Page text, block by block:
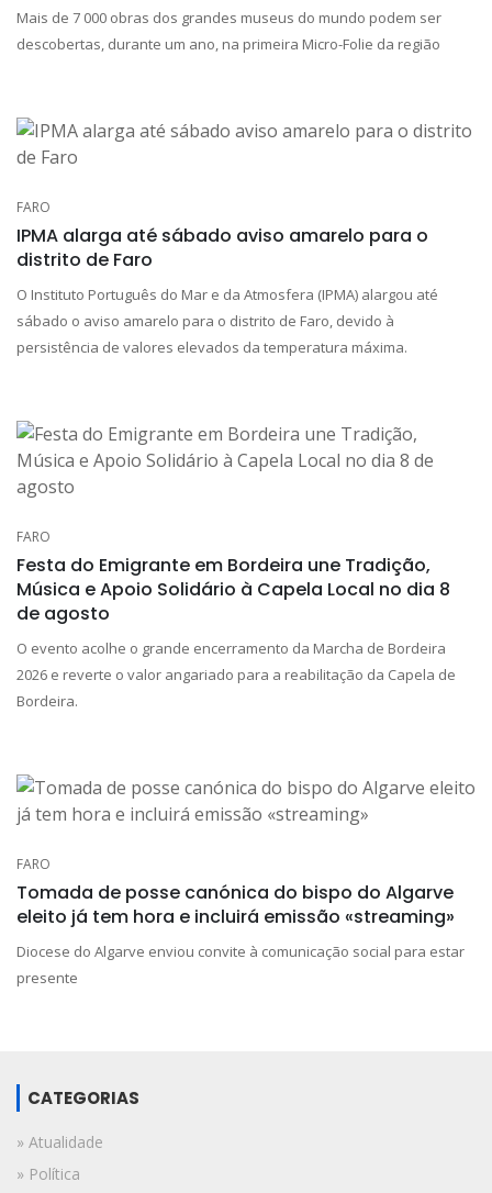
Mais de 7 000 obras dos grandes museus do mundo podem ser
descobertas, durante um ano, na primeira Micro-Folie da região
FARO
IPMA alarga até sábado aviso amarelo para o
distrito de Faro
O Instituto Português do Mar e da Atmosfera (IPMA) alargou até
sábado o aviso amarelo para o distrito de Faro, devido à
persistência de valores elevados da temperatura máxima.
FARO
Festa do Emigrante em Bordeira une Tradição,
Música e Apoio Solidário à Capela Local no dia 8
de agosto
O evento acolhe o grande encerramento da Marcha de Bordeira
2026 e reverte o valor angariado para a reabilitação da Capela de
Bordeira.
FARO
Tomada de posse canónica do bispo do Algarve
eleito já tem hora e incluirá emissão «streaming»
Diocese do Algarve enviou convite à comunicação social para estar
presente
CATEGORIAS
» Atualidade
» Política